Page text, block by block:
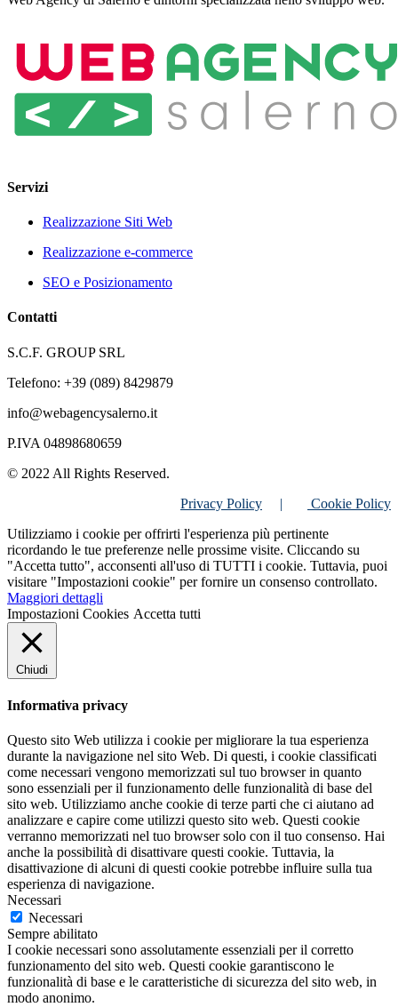
Servizi
Realizzazione Siti Web
Realizzazione e-commerce
SEO e Posizionamento
Contatti
S.C.F. GROUP SRL
Telefono: +39 (089) 8429879
info@webagencysalerno.it
P.IVA 04898680659
© 2022 All Rights Reserved.
Privacy Policy |
Cookie Policy
Utilizziamo i cookie per offrirti l'esperienza più pertinente
ricordando le tue preferenze nelle prossime visite. Cliccando su
"Accetta tutto", acconsenti all'uso di TUTTI i cookie. Tuttavia, puoi
visitare "Impostazioni cookie" per fornire un consenso controllato.
Maggiori dettagli
Impostazioni Cookies Accetta tutti
Chiudi
Informativa privacy
Questo sito Web utilizza i cookie per migliorare la tua esperienza
durante la navigazione nel sito Web. Di questi, i cookie classificati
come necessari vengono memorizzati sul tuo browser in quanto
sono essenziali per il funzionamento delle funzionalità di base del
sito web. Utilizziamo anche cookie di terze parti che ci aiutano ad
analizzare e capire come utilizzi questo sito web. Questi cookie
verranno memorizzati nel tuo browser solo con il tuo consenso. Hai
anche la possibilità di disattivare questi cookie. Tuttavia, la
disattivazione di alcuni di questi cookie potrebbe influire sulla tua
esperienza di navigazione.
Necessari
Necessari
Sempre abilitato
I cookie necessari sono assolutamente essenziali per il corretto
funzionamento del sito web. Questi cookie garantiscono le
funzionalità di base e le caratteristiche di sicurezza del sito web, in
modo anonimo.